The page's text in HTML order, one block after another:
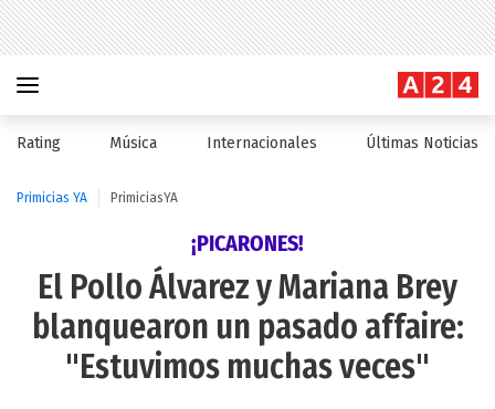
Rating Música Internacionales Últimas Noticias
Primicias YA PrimiciasYA
¡PICARONES!
El Pollo Álvarez y Mariana Brey
blanquearon un pasado affaire:
"Estuvimos muchas veces"